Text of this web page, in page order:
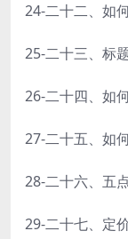
24-二十二、如
25-二十三、标
26-二十四、如
27-二十五、如
28-二十六、五
29-二十七、定